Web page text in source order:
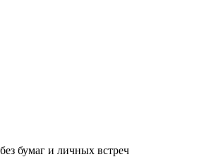
бумаг и личных встреч